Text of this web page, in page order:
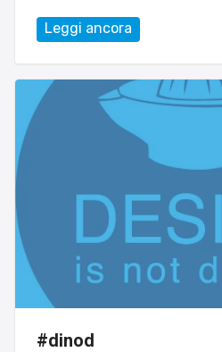
Leggi ancora
#dinod